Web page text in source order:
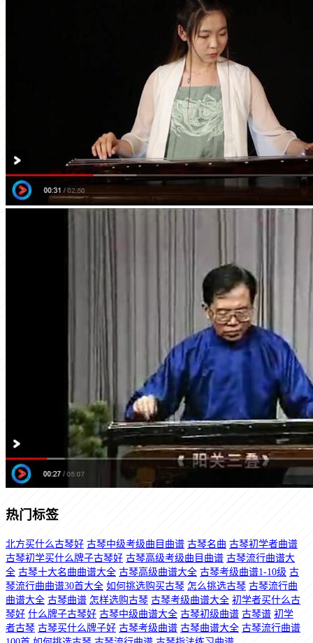
热门标签
北方买什么古琴好 古琴中级考级曲目曲谱 古琴名曲 古琴初学者曲谱
古琴初学买什么牌子古琴好 古琴高级考级曲目曲谱 古琴流行曲谱大
全 古琴十大名曲曲谱大全 古琴高级曲谱大全 古琴考级曲谱1-10级 古
琴流行曲曲谱30首大全 如何挑选购买古琴 怎么挑选古琴 古琴流行曲
曲谱大全 古琴曲谱 怎样选购古琴 古琴考级曲谱大全 初学者买什么古
琴好 什么牌子古琴好 古琴中级曲谱大全 古琴初级曲谱 古琴谱 初学
者古琴 古琴买什么牌子好 古琴考级曲谱 古琴曲谱大全 古琴流行曲谱